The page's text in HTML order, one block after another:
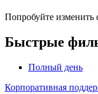
Попробуйте
Быстрые
Полный день
Корпоративная